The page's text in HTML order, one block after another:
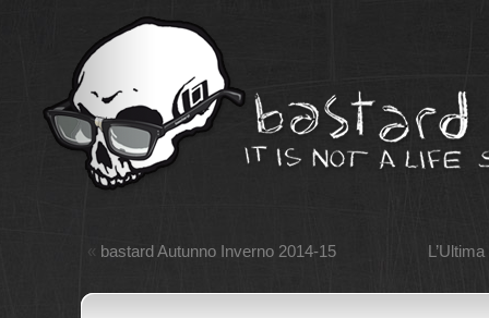
« bastard Autunno Inverno 2014-15